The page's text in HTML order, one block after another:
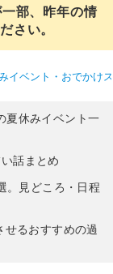
部、昨年の情
さい。
イベント・おでかけ
夏休みイベント一
話まとめ
。見どころ・日程
せるおすすめの過